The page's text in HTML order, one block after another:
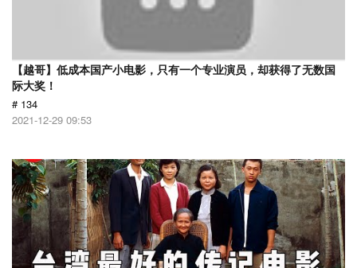
【越哥】低成本国产小电影，只有一个专业演员，却获得了无数国
际大奖！
# 134
2021-12-29 09:53